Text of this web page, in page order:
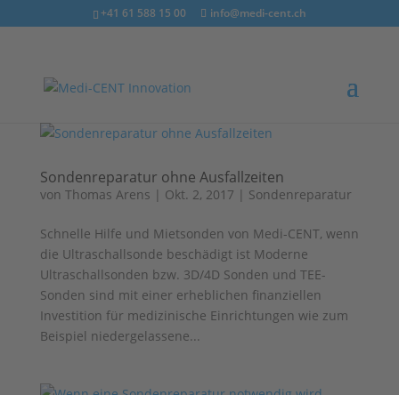
+41 61 588 15 00 info@medi-cent.ch
Sondenreparatur ohne Ausfallzeiten
von Thomas Arens | Okt. 2, 2017 | Sondenreparatur
Schnelle Hilfe und Mietsonden von Medi-CENT, wenn
die Ultraschallsonde beschädigt ist Moderne
Ultraschallsonden bzw. 3D/4D Sonden und TEE-
Sonden sind mit einer erheblichen finanziellen
Investition für medizinische Einrichtungen wie zum
Beispiel niedergelassene...